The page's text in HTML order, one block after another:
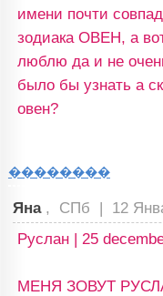
имени почти
зодиака ОВЕН, а
люблю да и не
было бы узнать а
овен?
��������
Яна , СПб | 12
Руслан | 25
МЕНЯ ЗОВУТ